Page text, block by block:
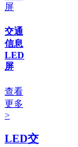
交通
信息
LED
屏
查看
更多
>
LED交